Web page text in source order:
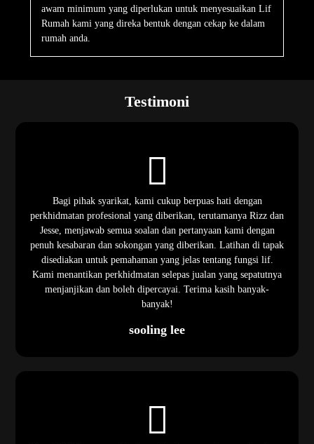
awam minimum yang diperlukan untuk menyesuaikan Lif
Rumah kami yang direka bentuk dengan cekap ke dalam
rumah anda.
Testimoni
Bagi pihak syarikat, kami cukup berpuas hati dengan
perkhidmatan profesional yang diberikan, terutamanya Rizz dan
Jesse, menjawab semua soalan dan pertanyaan kami dengan
penuh kesabaran dan sokongan yang diberikan. Latihan di tapak
disediakan untuk pemahaman yang jelas tentang fungsi lif.
Kami menantikan perkhidmatan selepas jualan yang sepatutnya
menjanjikan dan boleh dipercayai. Terima kasih banyak-
banyak!
sooling lee